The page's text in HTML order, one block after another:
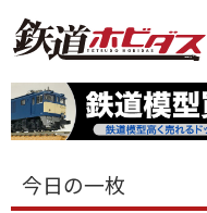
今日の一枚